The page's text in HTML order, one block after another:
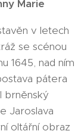
Marie
v letech
se scénou
1645, nad ním
pátera
brněnský
Jaroslava
oltářní obraz